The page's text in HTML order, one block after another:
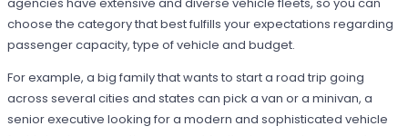
agencies have extensive and diverse vehicle fleets, so you can
choose the category that best fulfills your expectations regarding
passenger capacity, type of vehicle and budget.
For example, a big family that wants to start a road trip going
across several cities and states can pick a van or a minivan, a
senior executive looking for a modern and sophisticated vehicle